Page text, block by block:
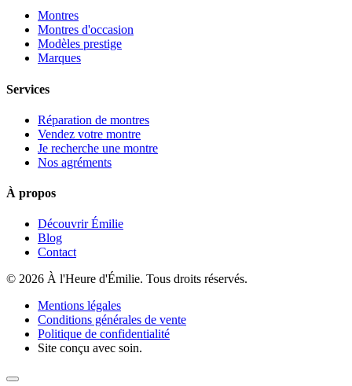
Montres
Montres d'occasion
Modèles prestige
Marques
Services
Réparation de montres
Vendez votre montre
Je recherche une montre
Nos agréments
À propos
Découvrir Émilie
Blog
Contact
© 2026 À l'Heure d'Émilie. Tous droits réservés.
Mentions légales
Conditions générales de vente
Politique de confidentialité
Site conçu avec soin.